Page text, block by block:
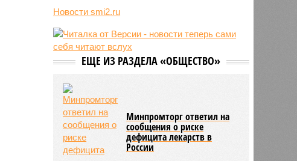
05/08
Росстат зафиксировал первую с
на бензин и овощи пошли вниз
05/08
Минюст захотел добавить в меню
СИЗО яблоки, творог и сливочное
масло
05/08
маршрута через Ормузский
пролив
Новости smi2.ru
ЕЩЕ ИЗ РАЗДЕЛА «ОБЩЕСТВО»
Минпромторг ответил на
сообщения о риске
дефицита лекарств в
России